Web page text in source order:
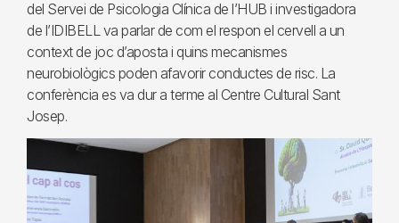
del Servei de Psicologia Clínica de l’HUB i investigadora
de l’IDIBELL va parlar de com el respon el cervell a un
context de joc d’aposta i quins mecanismes
neurobiològics poden afavorir conductes de risc. La
conferència es va dur a terme al Centre Cultural Sant
Josep.